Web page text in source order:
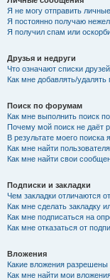
Я не могу отправить
Я постоянно получаю
Я получил спам или
Друзья и недруги
Что означают списки
Как мне добавлять/удалять
Поиск по форумам
Как мне выполнить поиск
Почему мой поиск не даёт
В результате моего поиска
Как мне найти
Как мне найти свои
Подписки и закладки
Чем закладки отличаются
Как мне сделать закладку
Как мне подписаться на
Как мне отказаться от
Вложения
Какие вложения
Как мне найти мои